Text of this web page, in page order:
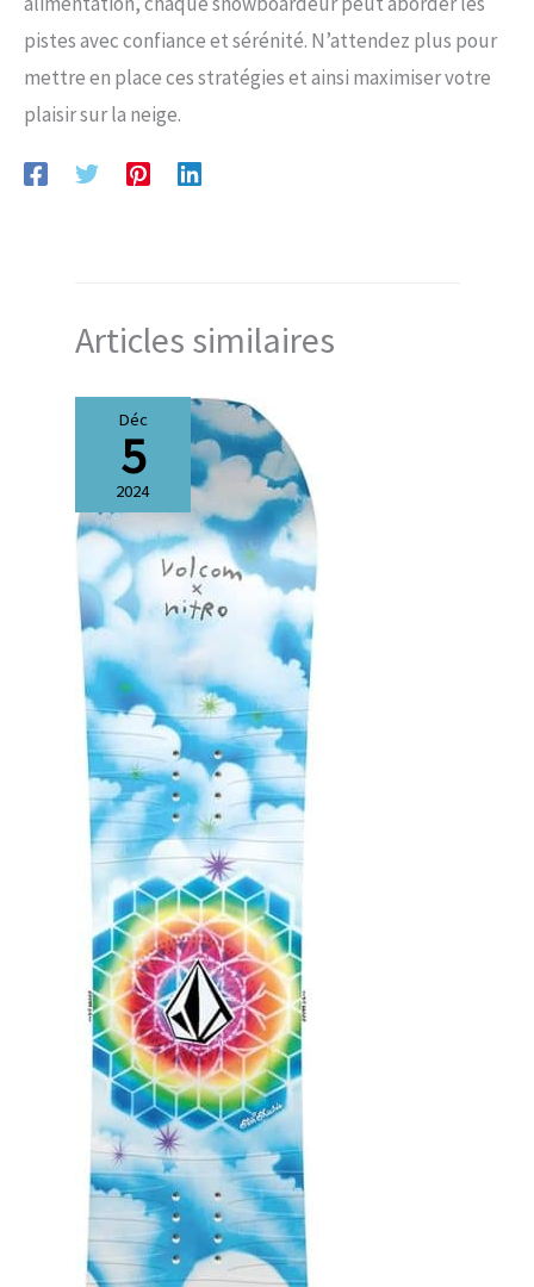
pistes avec confiance et sérénité. N’attendez plus pour
mettre en place ces stratégies et ainsi maximiser votre
plaisir sur la neige.
Articles similaires
Déc
5
2024